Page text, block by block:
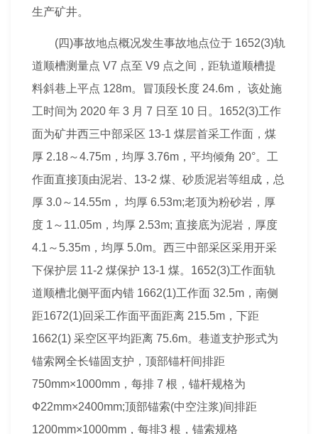
生产矿井。
(四)事故地点概况发生事故地点位于 1652(3)轨
道顺槽测量点 V7 点至 V9 点之间，距轨道顺槽提
料斜巷上平点 128m。冒顶段长度 24.6m， 该处施
工时间为 2020 年 3 月 7 日至 10 日。1652(3)工作
面为矿井西三中部采区 13-1 煤层首采工作面，煤
厚 2.18～4.75m，均厚 3.76m，平均倾角 20°。工
作面直接顶由泥岩、13-2 煤、砂质泥岩等组成，总
厚 3.0～14.55m， 均厚 6.53m;老顶为粉砂岩，厚
度 1～11.05m，均厚 2.53m; 直接底为泥岩，厚度
4.1～5.35m，均厚 5.0m。西三中部采区采用开采
下保护层 11-2 煤保护 13-1 煤。1652(3)工作面轨
道顺槽北侧平面内错 1662(1)工作面 32.5m，南侧
距1672(1)回采工作面平面距离 215.5m，下距
1662(1) 采空区平均距离 75.6m。巷道支护形式为
锚索网全长锚固支护，顶部锚杆间排距
750mm×1000mm，每排 7 根，锚杆规格为
Ф22mm×2400mm;顶部锚索(中空注浆)间排距
1200mm×1000mm，每排3 根，锚索规格